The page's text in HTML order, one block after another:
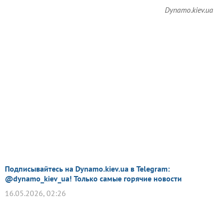
Dynamo.kiev.ua
Подписывайтесь на Dynamo.kiev.ua в Telegram:
@dynamo_kiev_ua! Только самые горячие новости
16.05.2026, 02:26